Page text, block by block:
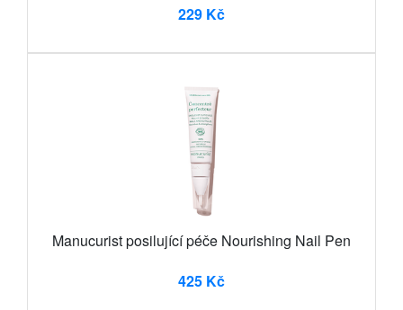
229 Kč
Manucurist posilující péče Nourishing Nail Pen
425 Kč